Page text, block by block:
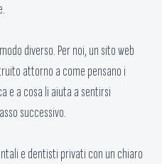
diverso. Per noi, un sito web
attorno a come pensano i
e a cosa li aiuta a sentirsi
successivo.
e dentisti privati con un chiaro